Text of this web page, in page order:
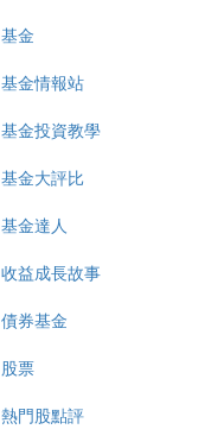
基金
基金情報站
基金投資教學
基金大評比
基金達人
收益成長故事
債券基金
股票
熱門股點評